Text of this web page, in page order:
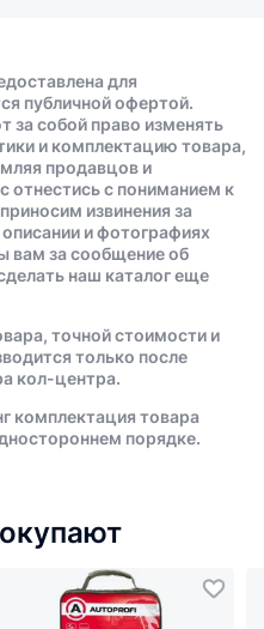
для
публичной офертой.
за собой право изменять
и комплектацию товара,
продавцов и
отнестись с пониманием к
извинения за
и фотографиях
вам за сообщение об
наш каталог еще
точной стоимости и
только после
кол-центра.
комплектация товара
порядке.